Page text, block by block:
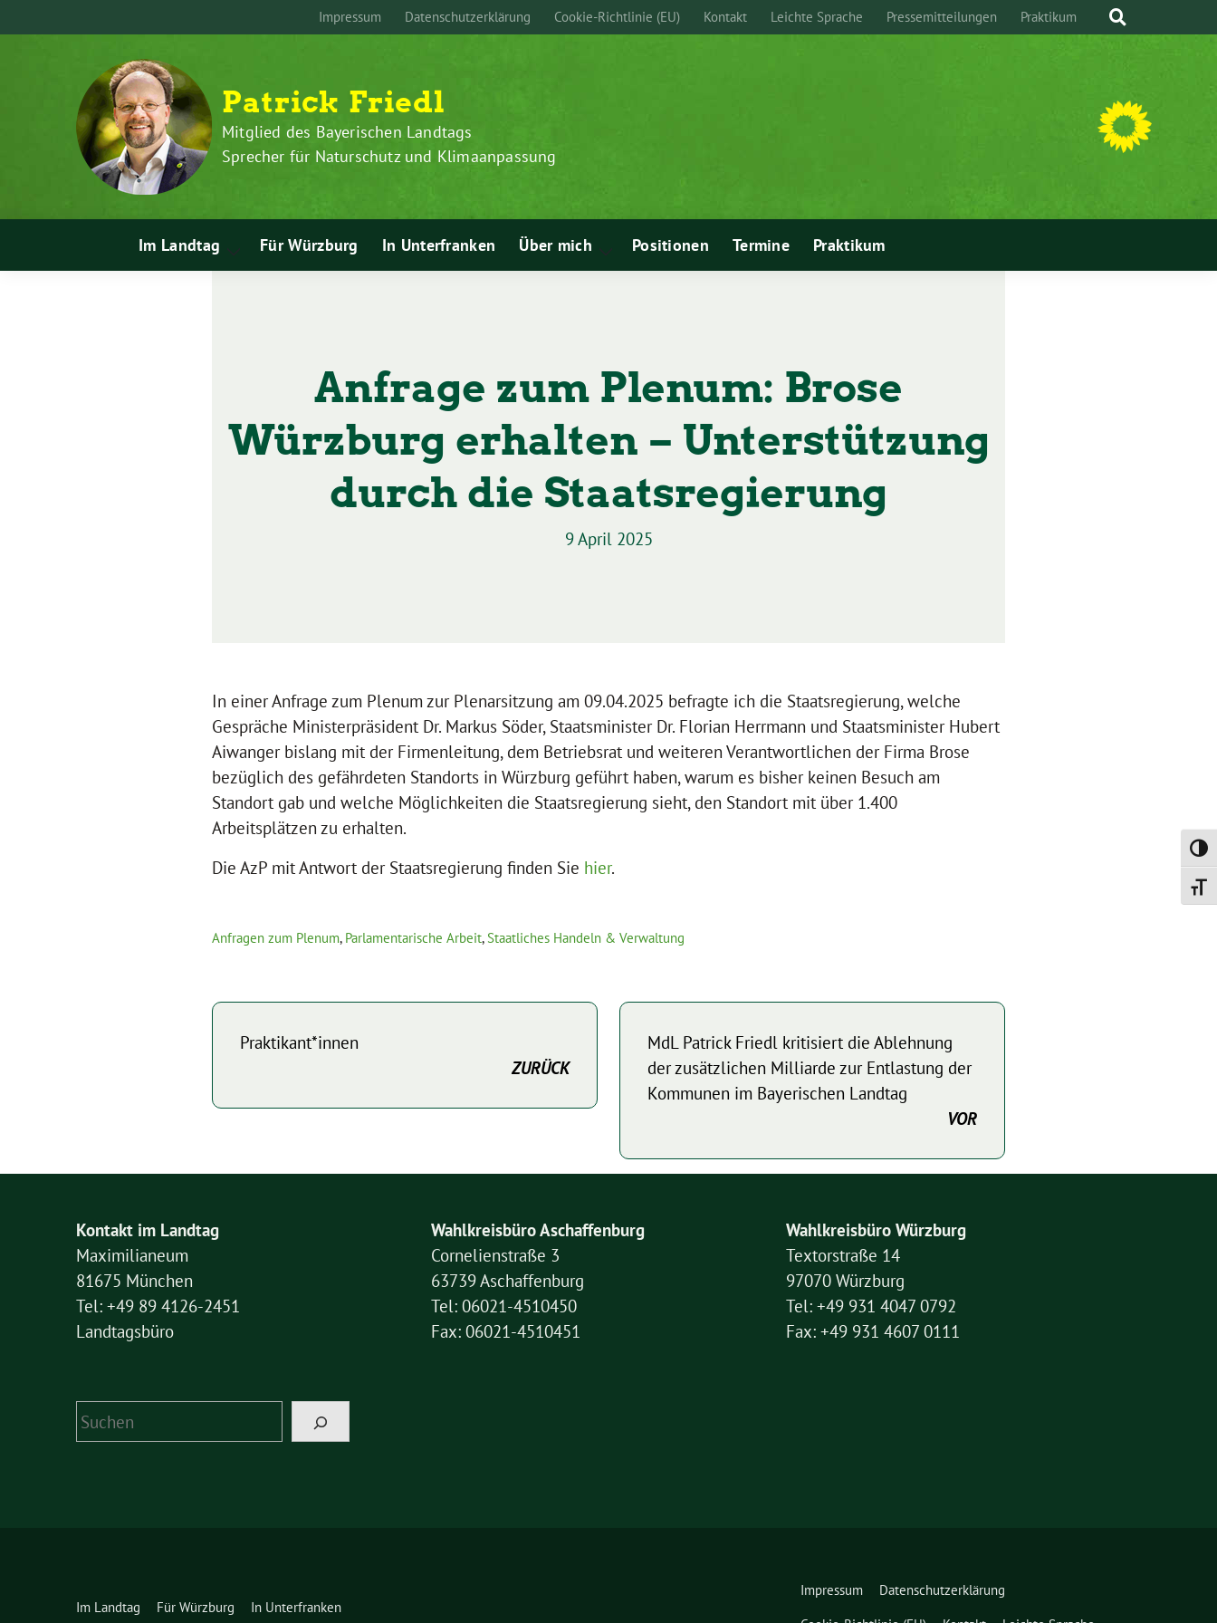
Inhalt
zum
Impressum Datenschutzerklärung Cookie-Richtlinie (EU) Kontakt Leichte Sprache Pressemitteilungen Praktikum
Patrick Friedl
Mitglied des Bayerischen Landtags
Sprecher für Naturschutz und Klimaanpassung
Im Landtag
Für Würzburg In Unterfranken
Über mich
Positionen Termine Praktikum
Anfrage zum Plenum: Brose
Würzburg erhalten – Unterstützung
durch die Staatsregierung
9 April 2025
In einer Anfrage zum Plenum zur Plenarsitzung am 09.04.2025 befragte ich die Staatsregierung, welche
Gespräche Ministerpräsident Dr. Markus Söder, Staatsminister Dr. Florian Herrmann und Staatsminister Hubert
Aiwanger bislang mit der Firmenleitung, dem Betriebsrat und weiteren Verantwortlichen der Firma Brose
bezüglich des gefährdeten Standorts in Würzburg geführt haben, warum es bisher keinen Besuch am
Standort gab und welche Möglichkeiten die Staatsregierung sieht, den Standort mit über 1.400
Arbeitsplätzen zu erhalten.
Die AzP mit Antwort der Staatsregierung finden Sie hier.
Anfragen zum Plenum, Parlamentarische Arbeit,Staatliches Handeln & Verwaltung
Praktikant*innen
ZURÜCK
MdL Patrick Friedl kritisiert die Ablehnung
der zusätzlichen Milliarde zur Entlastung der
Kommunen im Bayerischen Landtag
VOR
Kontakt im Landtag
Maximilianeum
81675 München
Tel: +49 89 4126-2451
Landtagsbüro
Wahlkreisbüro Aschaffenburg
Cornelienstraße 3
63739 Aschaffenburg
Tel: 06021-4510450
Fax: 06021-4510451
Wahlkreisbüro Würzburg
Textorstraße 14
97070 Würzburg
Tel: +49 931 4047 0792
Fax: +49 931 4607 0111
Suchen
Im Landtag Für Würzburg In Unterfranken
Impressum
Datenschutzerklärung